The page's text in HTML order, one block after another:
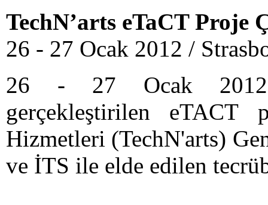
TechN’arts eTaCT Proje
26 - 27 Ocak 2012 /
26 - 27 Ocak 2012
gerçekleştirilen eTACT
Hizmetleri (TechN'arts)
ve İTS ile elde edilen